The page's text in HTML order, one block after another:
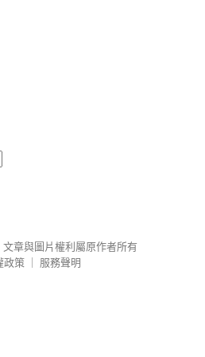
文章與圖片權利屬原作者所有
政策
服務聲明